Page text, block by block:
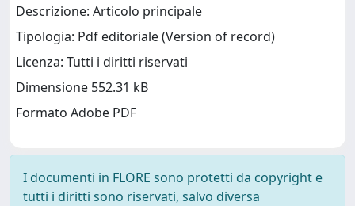
Descrizione: Articolo principale
Tipologia: Pdf editoriale (Version of record)
Licenza: Tutti i diritti riservati
Dimensione 552.31 kB
Formato Adobe PDF
I documenti in FLORE sono protetti da copyright e
tutti i diritti sono riservati, salvo diversa